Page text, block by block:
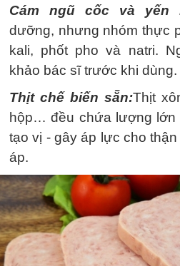
Cám ngũ cốc và yến
dưỡng, nhưng nhóm thực
kali, phốt pho và natri.
khảo bác sĩ trước khi dùng.
Thịt chế biến sẵn:Thịt
hộp… đều chứa lượng lớn
tạo vị - gây áp lực cho
áp.